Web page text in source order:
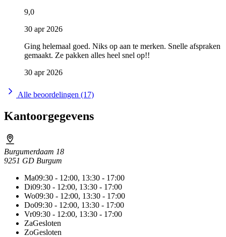
9,0
30 apr 2026
Ging helemaal goed. Niks op aan te merken. Snelle afspraken
gemaakt. Ze pakken alles heel snel op!!
30 apr 2026
Alle beoordelingen (17)
Kantoorgegevens
Burgumerdaam 18
9251 GD Burgum
Ma09:30 - 12:00, 13:30 - 17:00
Di09:30 - 12:00, 13:30 - 17:00
Wo09:30 - 12:00, 13:30 - 17:00
Do09:30 - 12:00, 13:30 - 17:00
Vr09:30 - 12:00, 13:30 - 17:00
ZaGesloten
ZoGesloten